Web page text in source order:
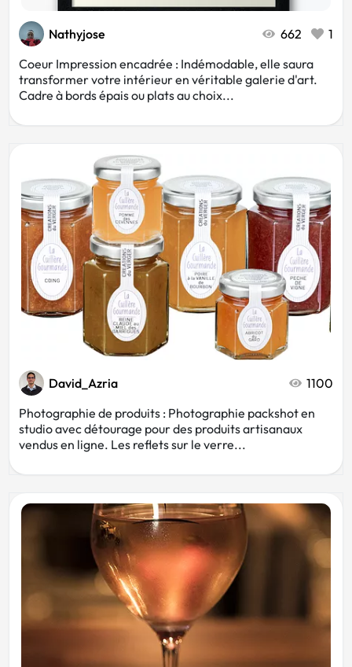
Noir
Luxe Musique
Web Restaurant
Nathyjose 662
1
Coeur Impression encadrée : Indémodable, elle saura
transformer votre intérieur en véritable galerie d'art.
Cadre à bords épais ou plats au choix...
David_Azria
1100
Photographie de produits : Photographie packshot en
studio avec détourage pour des produits artisanaux
vendus en ligne. Les reflets sur le verre...